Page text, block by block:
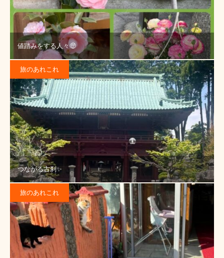
値踏みをする人々🤑
旅のあれこれ
つながる古刹✨
旅のあれこれ